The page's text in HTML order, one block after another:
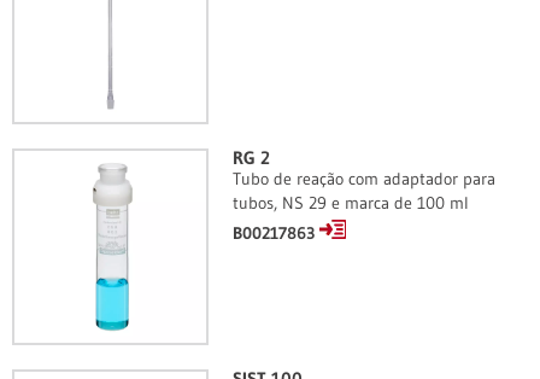
RG 2
Tubo de reação com adaptador para
tubos, NS 29 e marca de 100 ml
B00217863